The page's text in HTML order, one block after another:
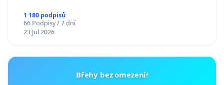
1 180 podpisů
66 Podpisy / 7 dní
23 Jul 2026
Břehy bez omezení!